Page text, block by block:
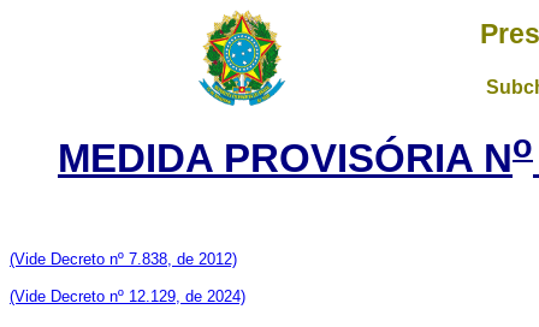
MEDIDA PROVISÓRIA No
(Vide Decreto nº 7.838, de 2012)
(Vide Decreto nº 12.129, de 2024)